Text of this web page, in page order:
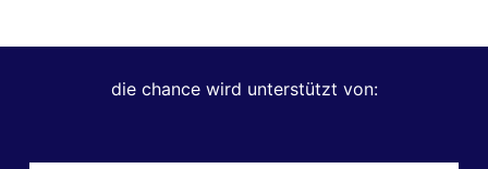
die chance wird unterstützt von: